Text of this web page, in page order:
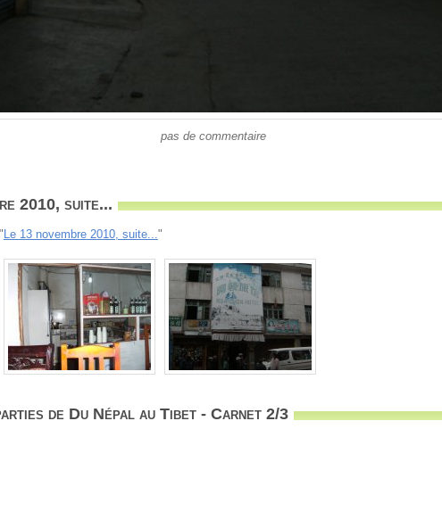
pas de commentaire
2010, suite...
Le 13 novembre 2010, suite... "
de Du Népal au Tibet - Carnet 2/3